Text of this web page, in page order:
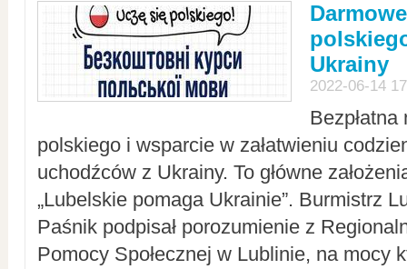
Ukrainy
2022-06-14
polskiego i wsparcie w załatwieniu
uchodźców z Ukrainy. To główne
„Lubelskie pomaga Ukrainie”. Burmistrz
Paśnik podpisał porozumienie z
Pomocy Społecznej w Lublinie, na mocy